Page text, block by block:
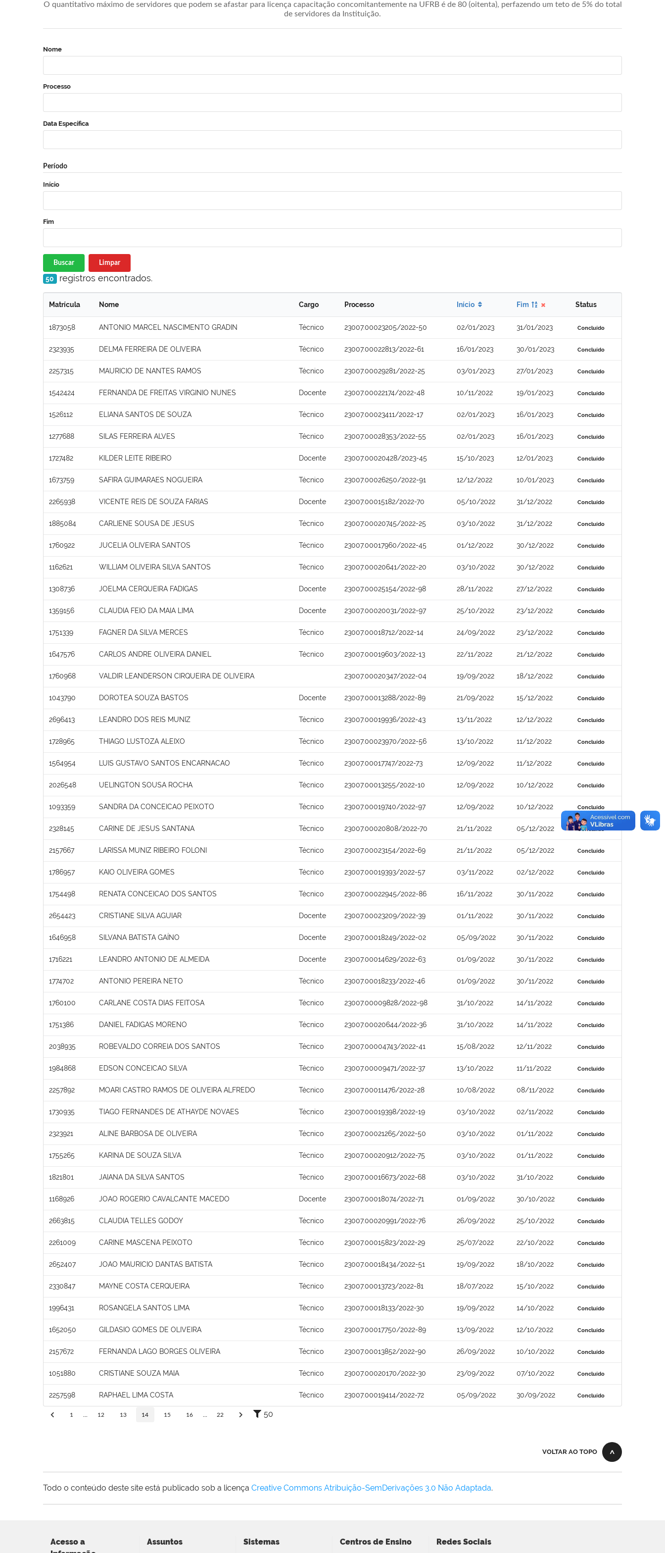
O quantitativo máximo de servidores que podem se afastar para licença capacitação concomitantemente na UFRB é de 80 (oitenta), perfazendo um teto de 5% do total
de servidores da Instituição.
Nome
Processo
Data Específica
Período
Início
Fim
Buscar Limpar
50 registros encontrados.
Matrícula Nome Cargo Processo Início Fim Status
1873058 ANTONIO MARCEL NASCIMENTO GRADIN Técnico 23007.00023205/2022-50 02/01/2023 31/01/2023 Concluído
2323935 DELMA FERREIRA DE OLIVEIRA Técnico 23007.00022813/2022-61 16/01/2023 30/01/2023 Concluído
2257315 MAURICIO DE NANTES RAMOS Técnico 23007.00029281/2022-25 03/01/2023 27/01/2023 Concluído
1542424 FERNANDA DE FREITAS VIRGINIO NUNES Docente 23007.00022174/2022-48 10/11/2022 19/01/2023 Concluído
1526112 ELIANA SANTOS DE SOUZA Técnico 23007.00023411/2022-17 02/01/2023 16/01/2023 Concluído
1277688 SILAS FERREIRA ALVES Técnico 23007.00028353/2022-55 02/01/2023 16/01/2023 Concluído
1727482 KILDER LEITE RIBEIRO Docente 23007.00020428/2023-45 15/10/2023 12/01/2023 Concluído
1673759 SAFIRA GUIMARAES NOGUEIRA Técnico 23007.00026250/2022-91 12/12/2022 10/01/2023 Concluído
2265938 VICENTE REIS DE SOUZA FARIAS Docente 23007.00015182/2022-70 05/10/2022 31/12/2022 Concluído
1885084 CARLIENE SOUSA DE JESUS Técnico 23007.00020745/2022-25 03/10/2022 31/12/2022 Concluído
1760922 JUCELIA OLIVEIRA SANTOS Técnico 23007.00017960/2022-45 01/12/2022 30/12/2022 Concluído
1162621 WILLIAM OLIVEIRA SILVA SANTOS Técnico 23007.00020641/2022-20 03/10/2022 30/12/2022 Concluído
1308736 JOELMA CERQUEIRA FADIGAS Docente 23007.00025154/2022-98 28/11/2022 27/12/2022 Concluído
1359156 CLAUDIA FEIO DA MAIA LIMA Docente 23007.00020031/2022-97 25/10/2022 23/12/2022 Concluído
1751339 FAGNER DA SILVA MERCES Técnico 23007.00018712/2022-14 24/09/2022 23/12/2022 Concluído
1647576 CARLOS ANDRE OLIVEIRA DANIEL Técnico 23007.00019603/2022-13 22/11/2022 21/12/2022 Concluído
1760968 VALDIR LEANDERSON CIRQUEIRA DE OLIVEIRA 23007.00020347/2022-04 19/09/2022 18/12/2022 Concluído
1043790 DOROTEA SOUZA BASTOS Docente 23007.00013288/2022-89 21/09/2022 15/12/2022 Concluído
2696413 LEANDRO DOS REIS MUNIZ Técnico 23007.00019936/2022-43 13/11/2022 12/12/2022 Concluído
1728965 THIAGO LUSTOZA ALEIXO Técnico 23007.00023970/2022-56 13/10/2022 11/12/2022 Concluído
1564954 LUIS GUSTAVO SANTOS ENCARNACAO Técnico 23007.00017747/2022-73 12/09/2022 11/12/2022 Concluído
2026548 UELINGTON SOUSA ROCHA Técnico 23007.00013255/2022-10 12/09/2022 10/12/2022 Concluído
1093359 SANDRA DA CONCEICAO PEIXOTO Técnico 23007.00019740/2022-97 12/09/2022 10/12/2022 Concluído
2328145 CARINE DE JESUS SANTANA Técnico 23007.00020808/2022-70 21/11/2022 05/12/2022 Concluído
2157667 LARISSA MUNIZ RIBEIRO FOLONI Técnico 23007.00023154/2022-69 21/11/2022 05/12/2022 Concluído
1786957 KAIO OLIVEIRA GOMES Técnico 23007.00019393/2022-57 03/11/2022 02/12/2022 Concluído
1754498 RENATA CONCEICAO DOS SANTOS Técnico 23007.00022945/2022-86 16/11/2022 30/11/2022 Concluído
2654423 CRISTIANE SILVA AGUIAR Docente 23007.00023209/2022-39 01/11/2022 30/11/2022 Concluído
1646958 SILVANA BATISTA GAÍNO Docente 23007.00018249/2022-02 05/09/2022 30/11/2022 Concluído
1716221 LEANDRO ANTONIO DE ALMEIDA Docente 23007.00014629/2022-63 01/09/2022 30/11/2022 Concluído
1774702 ANTONIO PEREIRA NETO Técnico 23007.00018233/2022-46 01/09/2022 30/11/2022 Concluído
1760100 CARLANE COSTA DIAS FEITOSA Técnico 23007.00009828/2022-98 31/10/2022 14/11/2022 Concluído
1751386 DANIEL FADIGAS MORENO Técnico 23007.00020644/2022-36 31/10/2022 14/11/2022 Concluído
2038935 ROBEVALDO CORREIA DOS SANTOS Técnico 23007.00004743/2022-41 15/08/2022 12/11/2022 Concluído
1984868 EDSON CONCEICAO SILVA Técnico 23007.00009471/2022-37 13/10/2022 11/11/2022 Concluído
2257892 MOARI CASTRO RAMOS DE OLIVEIRA ALFREDO Técnico 23007.00011476/2022-28 10/08/2022 08/11/2022 Concluído
1730935 TIAGO FERNANDES DE ATHAYDE NOVAES Técnico 23007.00019398/2022-19 03/10/2022 02/11/2022 Concluído
2323921 ALINE BARBOSA DE OLIVEIRA Técnico 23007.00021265/2022-50 03/10/2022 01/11/2022 Concluído
1755265 KARINA DE SOUZA SILVA Técnico 23007.00020912/2022-75 03/10/2022 01/11/2022 Concluído
1821801 JAIANA DA SILVA SANTOS Técnico 23007.00016673/2022-68 03/10/2022 31/10/2022 Concluído
1168926 JOAO ROGERIO CAVALCANTE MACEDO Docente 23007.00018074/2022-71 01/09/2022 30/10/2022 Concluído
2663815 CLAUDIA TELLES GODOY Técnico 23007.00020991/2022-76 26/09/2022 25/10/2022 Concluído
2261009 CARINE MASCENA PEIXOTO Técnico 23007.00015823/2022-29 25/07/2022 22/10/2022 Concluído
2652407 JOAO MAURICIO DANTAS BATISTA Técnico 23007.00018434/2022-51 19/09/2022 18/10/2022 Concluído
2330847 MAYNE COSTA CERQUEIRA Técnico 23007.00013723/2022-81 18/07/2022 15/10/2022 Concluído
1996431 ROSANGELA SANTOS LIMA Técnico 23007.00018133/2022-30 19/09/2022 14/10/2022 Concluído
1652050 GILDASIO GOMES DE OLIVEIRA Técnico 23007.00017750/2022-89 13/09/2022 12/10/2022 Concluído
2157672 FERNANDA LAGO BORGES OLIVEIRA Técnico 23007.00013852/2022-90 26/09/2022 10/10/2022 Concluído
1051880 CRISTIANE SOUZA MAIA Técnico 23007.00020170/2022-30 23/09/2022 07/10/2022 Concluído
2257598 RAPHAEL LIMA COSTA Técnico 23007.00019414/2022-72 05/09/2022 30/09/2022 Concluído
1 12 13 14 15 16 22 50
VOLTAR AO TOPO
Todo o conteúdo deste site está publicado sob a licença Creative Commons Atribuição-SemDerivações 3.0 Não Adaptada.
Acesso a
Assuntos Sistemas Centros de Ensino Redes Sociais